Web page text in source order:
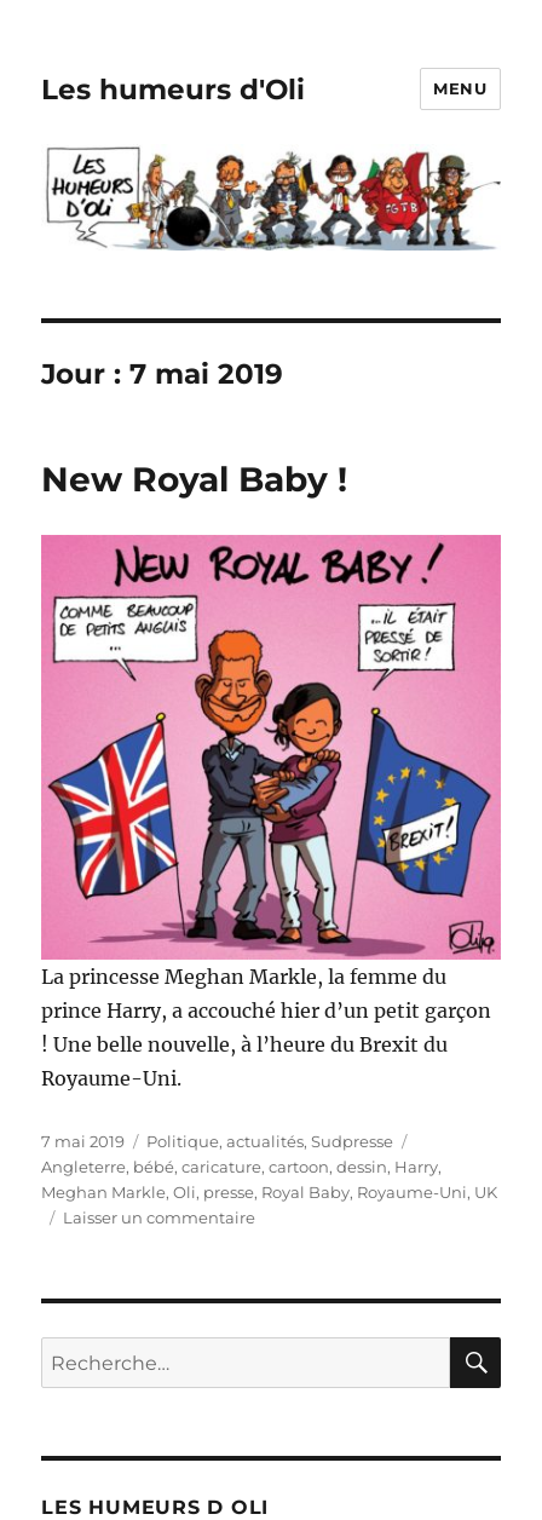
Les humeurs d'Oli MENU
Jour :7 mai 2019
New Royal Baby !
La princesse Meghan Markle, la femme du
prince Harry, a accouché hier d’un petit garçon
! Une belle nouvelle, à l’heure du Brexit du
Royaume-Uni.
Publié
le
7 mai 2019 Catégories
Politique, actualités,Sudpresse
Angleterre, bébé,caricature,cartoon,dessin, Harry,
Meghan Markle,Oli, presse, Royal Baby, Royaume-Uni, UK
Laisser un commentairesur
Recherche
pour :
LES HUMEURS D OLI